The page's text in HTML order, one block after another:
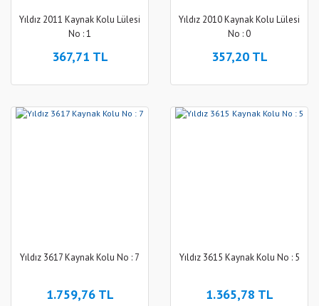
Yıldız 2011 Kaynak Kolu Lülesi
No : 1
367,71 TL
Yıldız 2010 Kaynak Kolu Lülesi
No : 0
357,20 TL
Yıldız 3617 Kaynak Kolu No : 7
1.759,76 TL
Yıldız 3615 Kaynak Kolu No : 5
1.365,78 TL